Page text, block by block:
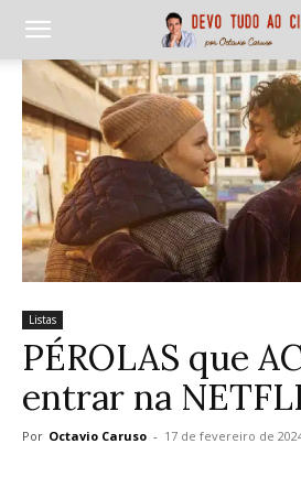
Listas
PÉROLAS que
entrar na
Por Octavio Caruso - 17 de fevereiro de